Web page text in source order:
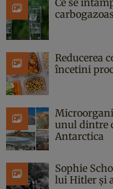
Reducerea
încetini
unul dintre
Antarctica
Sophie
lui Hitler și